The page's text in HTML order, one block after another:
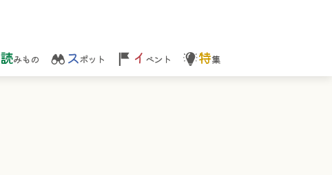
読みもの スポット イ ベント 特集